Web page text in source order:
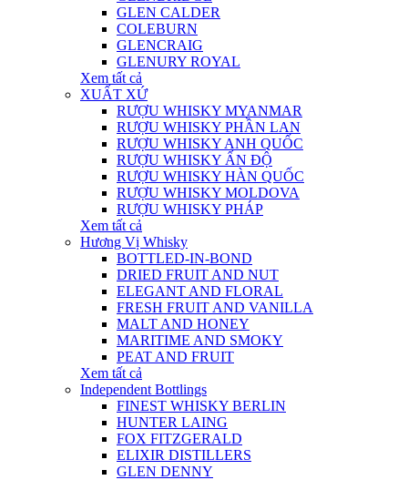
GLEN CALDER
COLEBURN
GLENCRAIG
GLENURY ROYAL
Xem tất cả
XUẤT XỨ
RƯỢU WHISKY MYANMAR
RƯỢU WHISKY PHẦN LAN
RƯỢU WHISKY ANH QUỐC
RƯỢU WHISKY ẤN ĐỘ
RƯỢU WHISKY HÀN QUỐC
RƯỢU WHISKY MOLDOVA
RƯỢU WHISKY PHÁP
Xem tất cả
Hương Vị Whisky
BOTTLED-IN-BOND
DRIED FRUIT AND NUT
ELEGANT AND FLORAL
FRESH FRUIT AND VANILLA
MALT AND HONEY
MARITIME AND SMOKY
PEAT AND FRUIT
Xem tất cả
Independent Bottlings
FINEST WHISKY BERLIN
HUNTER LAING
FOX FITZGERALD
ELIXIR DISTILLERS
GLEN DENNY